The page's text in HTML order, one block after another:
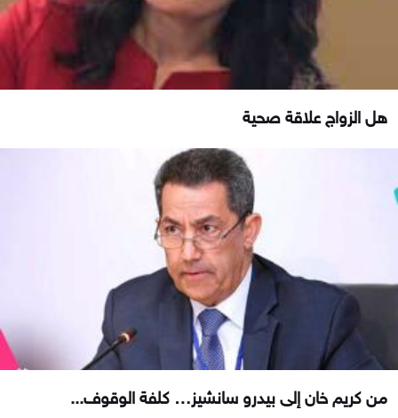
هل الزواج علاقة صحية
من كريم خان إلى بيدرو سانشيز… كلفة الوقوف...